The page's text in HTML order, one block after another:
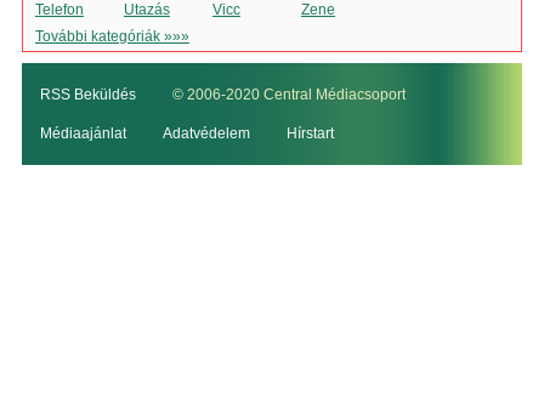
Telefon
Utazás Vicc
Zene
További kategóriák »»»
RSS Beküldés © 2006-2020 Central Médiacsoport
Médiaajánlat Adatvédelem Hírstart